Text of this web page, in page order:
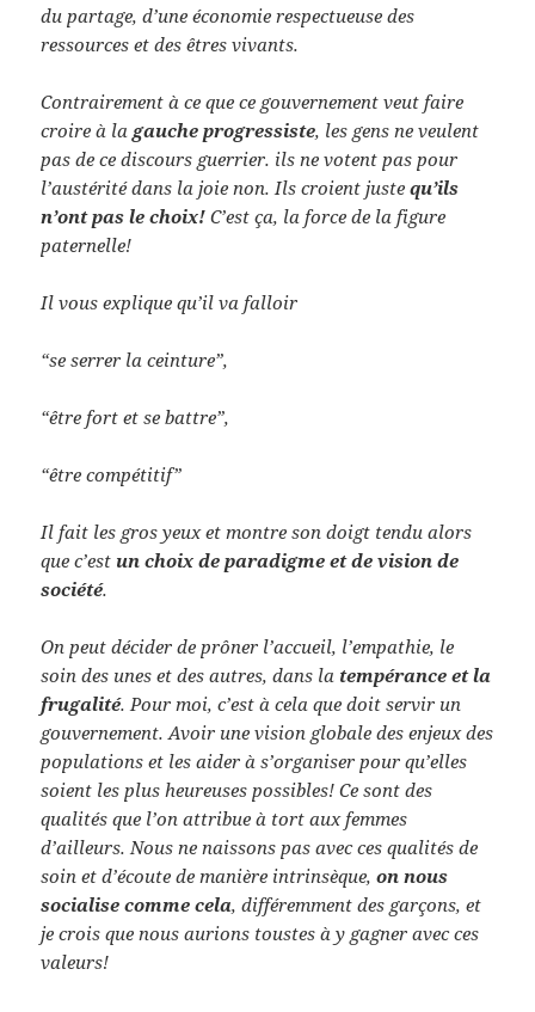
du partage, d’une économie respectueuse des
ressources et des êtres vivants.
Contrairement à ce que ce gouvernement veut faire
croire à lagauche progressiste, les gens ne veulent
pas de ce discours guerrier. ils ne votent pas pour
l’austérité dans la joie non. Ils croient justequ’ils
n’ont pas le choix!C’est ça, la force de la figure
paternelle!
Il vous explique qu’il va falloir
“se serrer la ceinture”,
“être fort et se battre”,
“être compétitif”
Il fait les gros yeux et montre son doigt tendu alors
que c’est un choix de paradigme et de vision de
société.
On peut décider de prôner l’accueil, l’empathie, le
soin des unes et des autres, dans la tempérance et la
frugalité. Pour moi, c’est à cela que doit servir un
gouvernement. Avoir une vision globale des enjeux des
populations et les aider à s’organiser pour qu’elles
soient les plus heureuses possibles! Ce sont des
qualités que l’on attribue à tort aux femmes
d’ailleurs. Nous ne naissons pas avec ces qualités de
soin et d’écoute de manière intrinsèque,on nous
socialise comme cela, différemment des garçons, et
je crois que nous aurions toustes à y gagner avec ces
valeurs!